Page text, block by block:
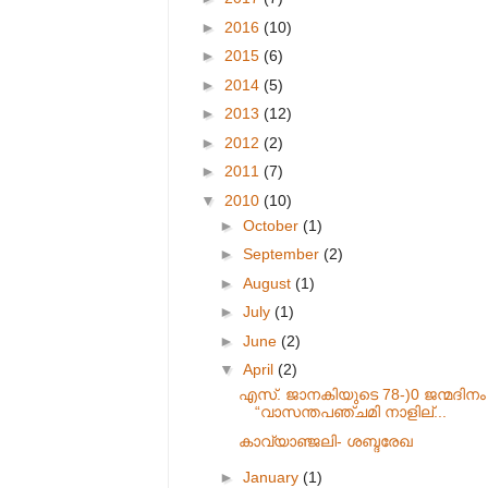
► 2016 (10)
► 2015 (6)
► 2014 (5)
► 2013 (12)
► 2012 (2)
► 2011 (7)
▼ 2010 (10)
► October (1)
► September (2)
► August (1)
► July (1)
► June (2)
▼ April (2)
എസ്. ജാനകിയുടെ 78-)0 ജന്മദിനം
“വാസന്തപഞ്ചമി നാളില്...
കാവ്യാഞ്ജലി- ശബ്ദരേഖ
► January (1)